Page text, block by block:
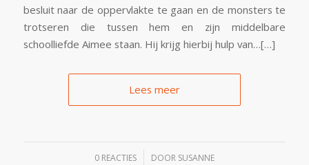
besluit naar de oppervlakte te gaan en de monsters te
trotseren die tussen hem en zijn middelbare
schoolliefde Aimee staan. Hij krijg hierbij hulp van…[…]
Lees meer
0 REACTIES
/ DOOR SUSANNE